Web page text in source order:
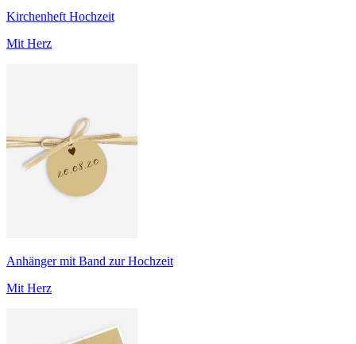
Kirchenheft Hochzeit
Mit Herz
Anhänger mit Band zur Hochzeit
Mit Herz